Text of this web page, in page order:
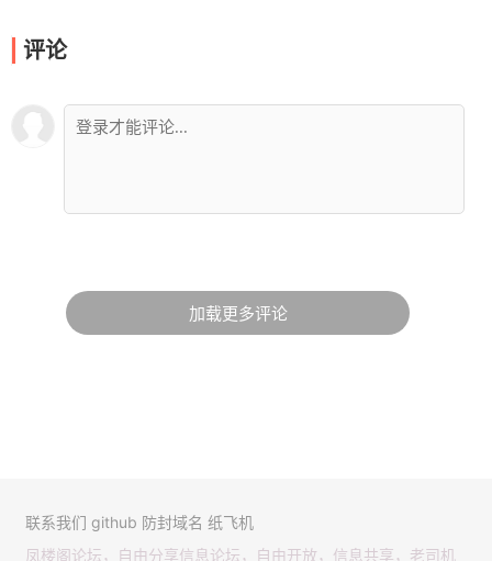
评论
加载更多评论
联系我们 github 防封域名 纸飞机
凤楼阁论坛，自由分享信息论坛，自由开放，信息共享，老司机